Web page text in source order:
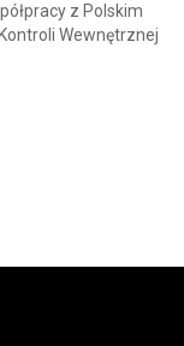
z Polskim
Wewnętrznej